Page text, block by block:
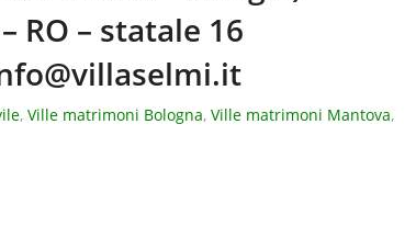
RO – statale 16
, Ville matrimoni Bologna, Ville matrimoni Mantova,